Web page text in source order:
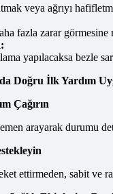
veya ağrıyı
fazla zarar görmesine
yapılacaksa bezle
Doğru İlk Yardım
Çağırın
arayarak durumu
ettirmeden, sabit ve